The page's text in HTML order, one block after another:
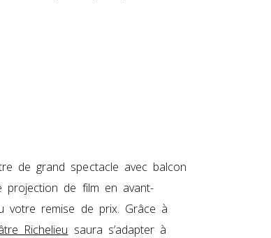
de grand spectacle avec balcon
projection de film en avant-
votre remise de prix. Grâce à
Richelieu saura s’adapter à